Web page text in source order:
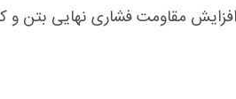
افزایش مقاومت فشاری نهایی